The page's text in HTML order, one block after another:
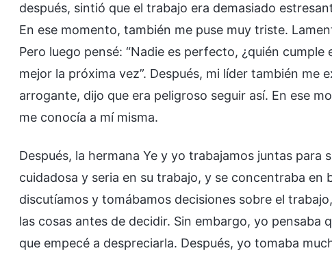
después, sintió que el trabajo era demasiado
En ese momento, también me puse muy triste.
Pero luego pensé: “Nadie es perfecto, ¿quién
mejor la próxima vez”. Después, mi líder también
arrogante, dijo que era peligroso seguir así. En ese
me conocía a mí misma.
Después, la hermana Ye y yo trabajamos juntas para
cuidadosa y seria en su trabajo, y se concentraba en
discutíamos y tomábamos decisiones sobre el
las cosas antes de decidir. Sin embargo, yo
que empecé a despreciarla. Después, yo tomaba